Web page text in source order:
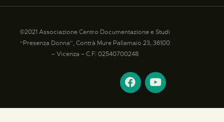
©2021 Associazione Centro Documentazione e Studi
“Presenza Donna”, Contrà Mure Pallamaio 23, 36100
– Vicenza – C.F: 02540700248